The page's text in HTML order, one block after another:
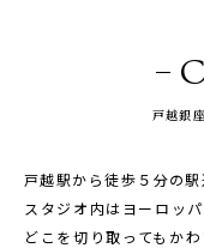
戸越銀
戸越駅から徒歩５分の駅
スタジオ内はヨーロッ
どこを切り取ってもか